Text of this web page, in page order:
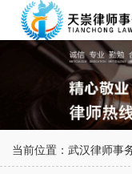
当前位置： 武汉律师事